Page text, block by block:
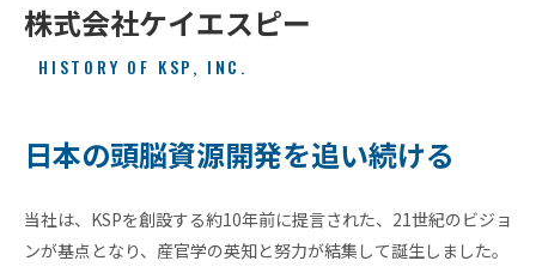
ビ
ジョ
ン
概
要
ロー
バル
ネッ
株式会社ケイエスピー
HISTORY OF KSP, INC.
日本の頭脳資源開発を追い続ける
当社は、KSPを創設する約10年前に提言された、21世紀のビジョ
ンが基点となり、産官学の英知と努力が結集して誕生しました。